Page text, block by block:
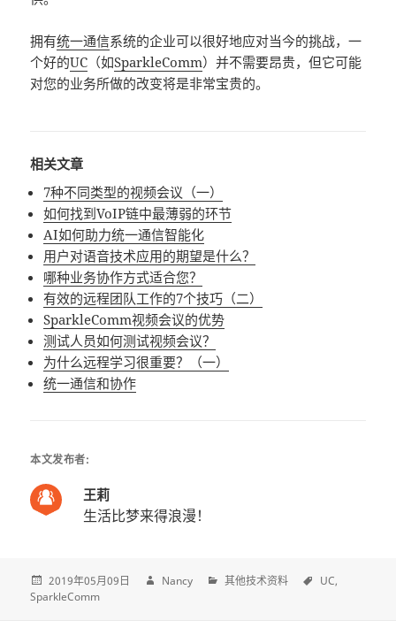
拥有统一通信系统的企业可以很好地应对当今的挑战，一
个好的UC （如SparkleComm）并不需要昂贵，但它可能
对您的业务所做的改变将是非常宝贵的。
相关文章
7种不同类型的视频会议（一）
如何找到VoIP链中最薄弱的环节
AI如何助力统一通信智能化
用户对语音技术应用的期望是什么？
哪种业务协作方式适合您？
有效的远程团队工作的7个技巧（二）
SparkleComm视频会议的优势
测试人员如何测试视频会议？
为什么远程学习很重要？（一）
统一通信和协作
本文发布者:
王莉
生活比梦来得浪漫！
2019年05月09日 Nancy 其他技术资料
UC
SparkleComm